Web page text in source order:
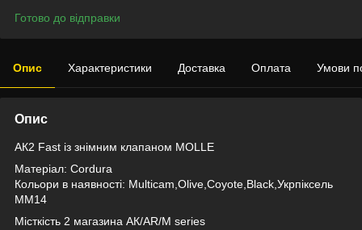
Готово до відправки
Опис Характеристики Доставка Оплата Умови
Опис
АК2 Fast із знімним клапаном MOLLE
Матеріал: Cordura
Кольори в наявності: Multicam,Olive,Coyote,Black,Укрпіксель
ММ14
Місткість 2 магазина АК/AR/M series